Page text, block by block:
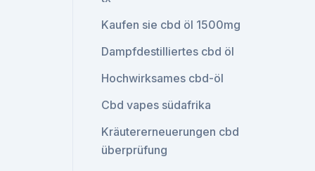
Kaufen sie cbd öl 1500mg
Dampfdestilliertes cbd öl
Hochwirksames cbd-öl
Cbd vapes südafrika
Kräutererneuerungen cbd
überprüfung